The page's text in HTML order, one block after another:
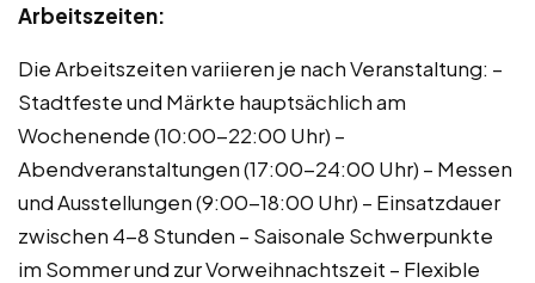
Arbeitszeiten:
Die Arbeitszeiten variieren je nach Veranstaltung: –
Stadtfeste und Märkte hauptsächlich am
Wochenende (10:00-22:00 Uhr) –
Abendveranstaltungen (17:00-24:00 Uhr) – Messen
und Ausstellungen (9:00-18:00 Uhr) – Einsatzdauer
zwischen 4-8 Stunden – Saisonale Schwerpunkte
im Sommer und zur Vorweihnachtszeit – Flexible